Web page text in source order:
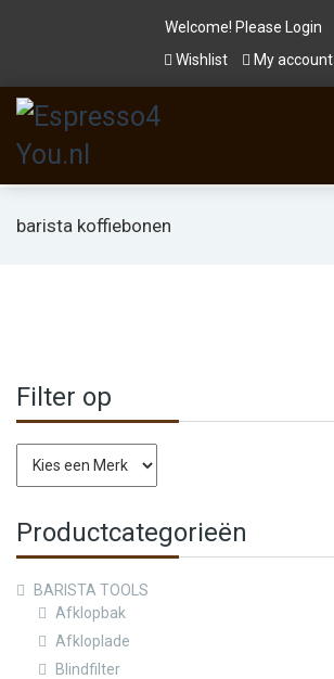
Welcome! Please
Login
Wishlist
My account
barista koffiebonen
Filter op
Productcategorieën
BARISTA TOOLS
Afklopbak
Afkloplade
Blindfilter